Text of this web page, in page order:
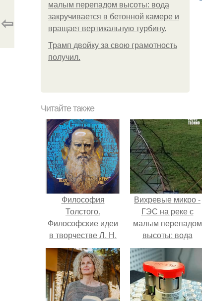
малым перепадом высоты: вода
закручивается в бетонной камере и
вращает вертикальную турбину.
Трамп двойку за свою грамотность
получил.
⇦
Читайте также
Философия
Толстого.
Философские идеи
в творчестве Л. Н.
Толстого.
Вихревые микро -
ГЭС на реке с
малым перепадом
высоты: вода
закручивается в
бетонной камере и
вращает
вертикальную
турбину.